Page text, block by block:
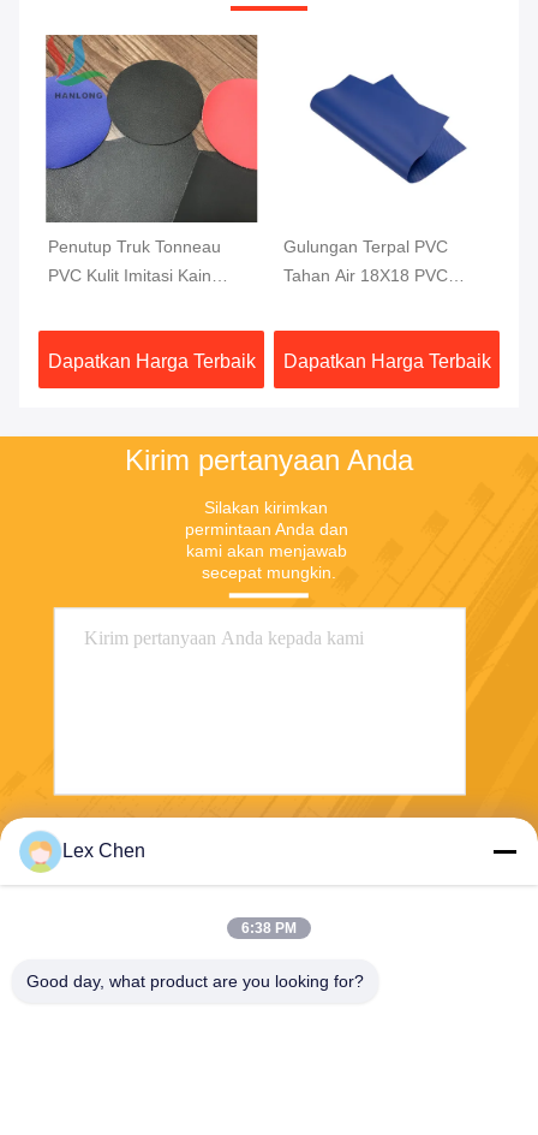
Penutup Truk Tonneau
PVC Kulit Imitasi Kain
1000DX1000D 20X20
750G
Dapatkan Harga Terbaik
Gulungan Terpal PVC
Tahan Air 18X18 PVC
Terpal Truk 610GSM
Dapatkan Harga Terbaik
Kirim pertanyaan Anda
Silakan kirimkan
permintaan Anda dan
kami akan menjawab
secepat mungkin.
Lex Chen
6:38 PM
Good day, what product are you looking for?